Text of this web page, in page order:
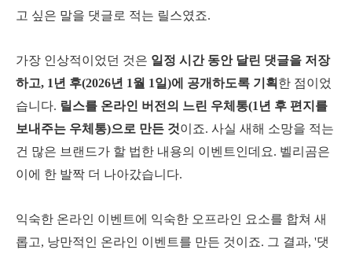
고 싶은 말을 댓글로 적는 릴스였죠.
가장 인상적이었던 것은 일정 시간 동안 달린 댓글을 저장
하고, 1년 후(2026년 1월 1일)에 공개하도록 기획 한 점이었
습니다. 릴스를 온라인 버전의 느린 우체통(1년 후 편지를
보내주는 우체통)으로 만든 것이죠. 사실 새해 소망을 적는
건 많은 브랜드가 할 법한 내용의 이벤트인데요. 벨리곰은
이에 한 발짝 더 나아갔습니다.
익숙한 온라인 이벤트에 익숙한 오프라인 요소를 합쳐 새
롭고, 낭만적인 온라인 이벤트를 만든 것이죠. 그 결과, '댓